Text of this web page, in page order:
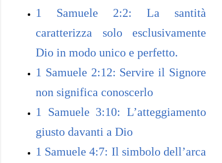
1 Samuele 2:2: La santità
caratterizza solo esclusivamente
Dio in modo unico e perfetto.
1 Samuele 2:12: Servire il Signore
non significa conoscerlo
1 Samuele 3:10: L’atteggiamento
giusto davanti a Dio
1 Samuele 4:7: Il simbolo dell’arca